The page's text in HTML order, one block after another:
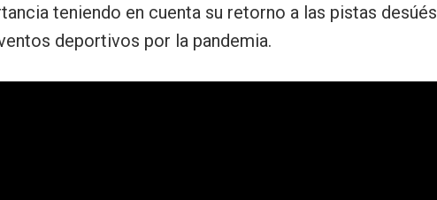
teniendo en cuenta su retorno a las pistas desúés
deportivos por la pandemia.